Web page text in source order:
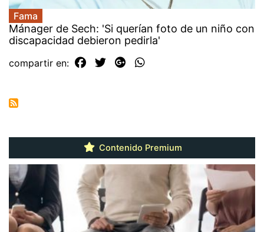
Fama
Mánager de Sech: 'Si querían foto de un niño con
discapacidad debieron pedirla'
compartir en:
Contenido Premium